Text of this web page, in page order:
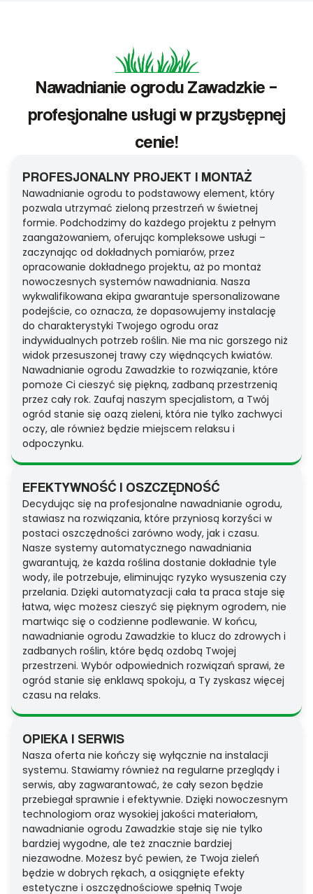
Nawadnianie ogrodu Zawadzkie –
profesjonalne usługi w przystępnej
cenie!
PROFESJONALNY PROJEKT I MONTAŻ
Nawadnianie ogrodu to podstawowy element, który
pozwala utrzymać zieloną przestrzeń w świetnej
formie. Podchodzimy do każdego projektu z pełnym
zaangażowaniem, oferując kompleksowe usługi –
zaczynając od dokładnych pomiarów, przez
opracowanie dokładnego projektu, aż po montaż
nowoczesnych systemów nawadniania. Nasza
wykwalifikowana ekipa gwarantuje spersonalizowane
podejście, co oznacza, że dopasowujemy instalację
do charakterystyki Twojego ogrodu oraz
indywidualnych potrzeb roślin. Nie ma nic gorszego niż
widok przesuszonej trawy czy więdnących kwiatów.
Nawadnianie ogrodu Zawadzkie to rozwiązanie, które
pomoże Ci cieszyć się piękną, zadbaną przestrzenią
przez cały rok. Zaufaj naszym specjalistom, a Twój
ogród stanie się oazą zieleni, która nie tylko zachwyci
oczy, ale również będzie miejscem relaksu i
odpoczynku.
EFEKTYWNOŚĆ I OSZCZĘDNOŚĆ
Decydując się na profesjonalne nawadnianie ogrodu,
stawiasz na rozwiązania, które przyniosą korzyści w
postaci oszczędności zarówno wody, jak i czasu.
Nasze systemy automatycznego nawadniania
gwarantują, że każda roślina dostanie dokładnie tyle
wody, ile potrzebuje, eliminując ryzyko wysuszenia czy
przelania. Dzięki automatyzacji cała ta praca staje się
łatwa, więc możesz cieszyć się pięknym ogrodem, nie
martwiąc się o codzienne podlewanie. W końcu,
nawadnianie ogrodu Zawadzkie to klucz do zdrowych i
zadbanych roślin, które będą ozdobą Twojej
przestrzeni. Wybór odpowiednich rozwiązań sprawi, że
ogród stanie się enklawą spokoju, a Ty zyskasz więcej
czasu na relaks.
OPIEKA I SERWIS
Nasza oferta nie kończy się wyłącznie na instalacji
systemu. Stawiamy również na regularne przeglądy i
serwis, aby zagwarantować, że cały sezon będzie
przebiegał sprawnie i efektywnie. Dzięki nowoczesnym
technologiom oraz wysokiej jakości materiałom,
nawadnianie ogrodu Zawadzkie staje się nie tylko
bardziej wygodne, ale też znacznie bardziej
niezawodne. Możesz być pewien, że Twoja zieleń
będzie w dobrych rękach, a osiągnięte efekty
estetyczne i oszczędnościowe spełnią Twoje